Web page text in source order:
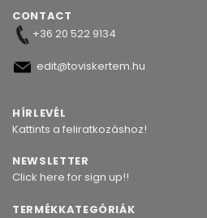
CONTACT
+36 20 522 9134
edit@toviskertem.hu
HÍRLEVÉL
Kattints a feliratkozáshoz!
NEWSLETTER
Click here for sign up!!
TERMÉKKATEGÓRIÁK